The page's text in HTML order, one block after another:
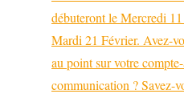
débuteront le Mercredi
Mardi 21 Février. Avez-
au point sur votre
communication ? Savez-